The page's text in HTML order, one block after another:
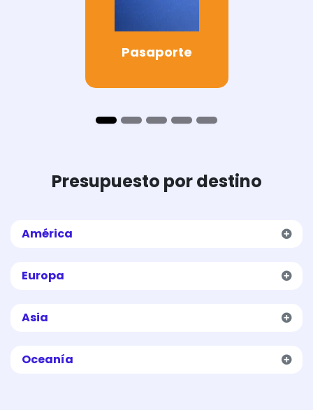
Pasaporte
Presupuesto por destino
América
Europa
Asia
Oceanía